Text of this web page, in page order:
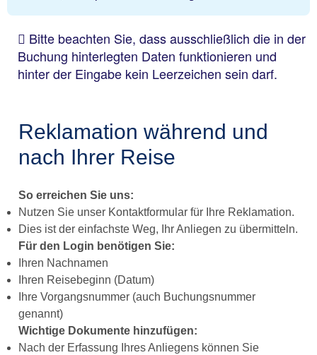
Bitte beachten Sie, dass ausschließlich die in der
Buchung hinterlegten Daten funktionieren und
hinter der Eingabe kein Leerzeichen sein darf.